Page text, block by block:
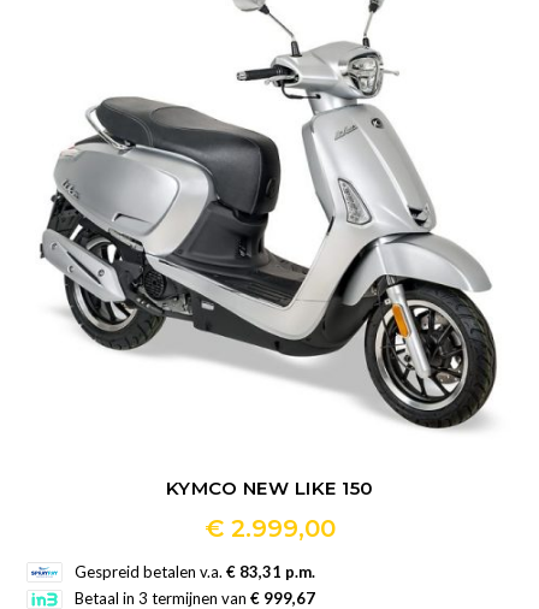
Deze
optie
kan
gekozen
worden
op
de
productpagina
KYMCO NEW LIKE 150
€2.999,00
Dit
product
Gespreid betalen v.a.€ 83,31 p.m.
Betaal in 3 termijnen van€ 999,67